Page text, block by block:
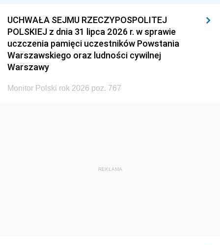
UCHWAŁA SEJMU RZECZYPOSPOLITEJ
POLSKIEJ z dnia 31 lipca 2026 r. w sprawie
uczczenia pamięci uczestników Powstania
Warszawskiego oraz ludności cywilnej
Warszawy
Monitor Polski rok 2026 poz. 767
REKLAMA